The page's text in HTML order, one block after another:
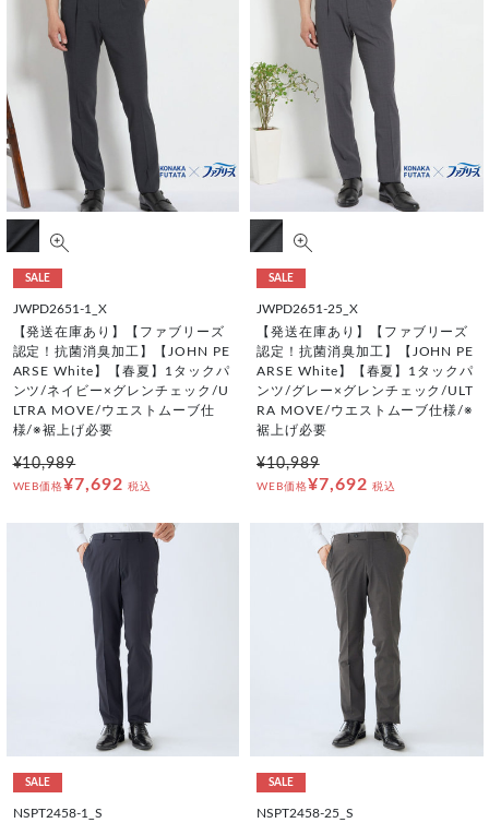
SALE
JWPD2651-1_X
【発送在庫あり】【ファブリーズ
認定！抗菌消臭加工】【JOHN PE
ARSE White】【春夏】1タックパ
ンツ/ネイビー×グレンチェック/U
LTRA MOVE/ウエストムーブ仕
様/※裾上げ必要
¥10,989
WEB価格¥7,692 税込
SALE
JWPD2651-25_X
【発送在庫あり】【ファブリーズ
認定！抗菌消臭加工】【JOHN PE
ARSE White】【春夏】1タックパ
ンツ/グレー×グレンチェック/ULT
RA MOVE/ウエストムーブ仕様/※
裾上げ必要
¥10,989
WEB価格¥7,692 税込
SALE
NSPT2458-1_S
SALE
NSPT2458-25_S